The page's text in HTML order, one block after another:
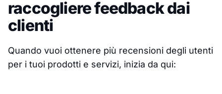
raccogliere feedback dai
clienti
Quando vuoi ottenere più recensioni degli utenti
per i tuoi prodotti e servizi, inizia da qui: